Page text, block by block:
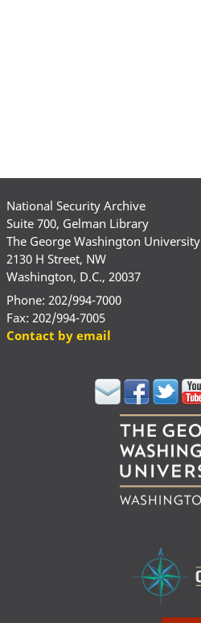
National Security Archive
Suite 700, Gelman Library
The George Washington University
2130 H Street, NW
Washington, D.C., 20037
Phone: 202/994-7000
Fax: 202/994-7005
Contact by email